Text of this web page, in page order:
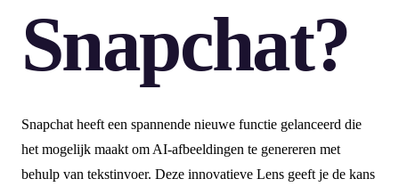
Snapchat?
Snapchat heeft een spannende nieuwe functie gelanceerd die
het mogelijk maakt om AI-afbeeldingen te genereren met
behulp van tekstinvoer. Deze innovatieve Lens geeft je de kans